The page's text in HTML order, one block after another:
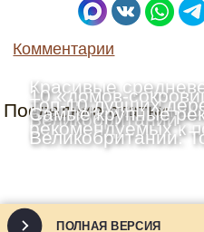
Комментарии
Последние статьи
Красивые
Шотландии: Топ-10
10 «домов-
Великобритании
Топ-10 лучших
рекомендуемых к
Самые крупные
Великобритании:
ПОЛНАЯ ВЕРСИЯ